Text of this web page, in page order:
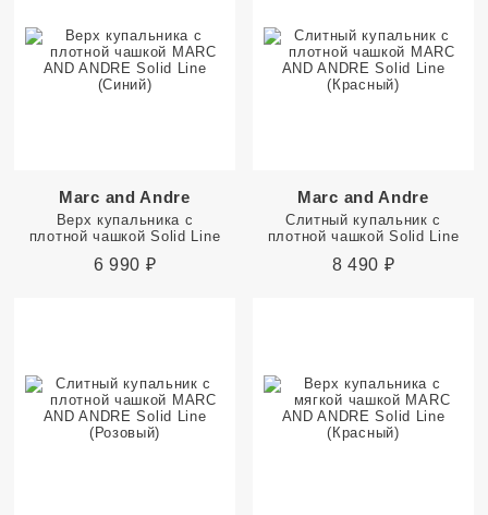
Marc and Andre
Верх купальника с
плотной чашкой Solid Line
6 990 ₽
Marc and Andre
Слитный купальник с
плотной чашкой Solid Line
8 490 ₽